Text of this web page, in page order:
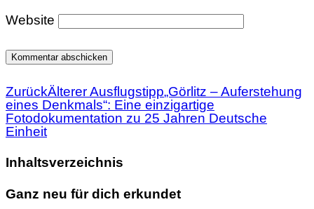
Website
ZurückÄlterer Ausflugstipp„Görlitz – Auferstehung
eines Denkmals“: Eine einzigartige
Fotodokumentation zu 25 Jahren Deutsche
Einheit
Inhaltsverzeichnis
Ganz neu für dich erkundet